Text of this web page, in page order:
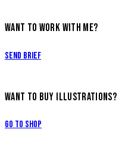
WANT TO WORK WITH ME?
Send Brief
WANT TO BUY ILLUSTRATIONS?
Go to Shop